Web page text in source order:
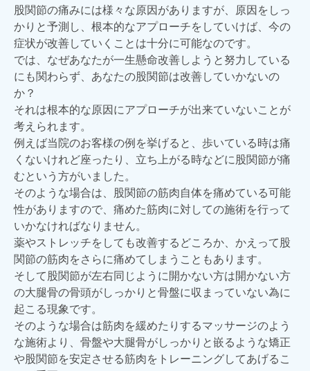
股関節の痛みには様々な原因がありますが、原因をしっ
かりと予測し、根本的なアプローチをしていけば、今の
症状が改善していくことは十分に可能なのです。
では、なぜあなたが一生懸命改善しようと努力している
にも関わらず、あなたの股関節は改善していかないの
か？
それは根本的な原因にアプローチが出来ていないことが
考えられます。
例えば当院のお客様の例を挙げると、歩いている時は痛
くないけれど座ったり、立ち上がる時などに股関節が痛
むという方がいました。
そのような場合は、股関節の筋肉自体を痛めている可能
性がありますので、痛めた筋肉に対しての施術を行って
いかなければなりません。
薬やストレッチをしても改善するどころか、かえって股
関節の筋肉をさらに痛めてしまうこともあります。
そして股関節が左右同じように開かない方は開かない方
の大腿骨の骨頭がしっかりと骨盤に収まっていない為に
起こる現象です。
そのような場合は筋肉を緩めたりするマッサージのよう
な施術より、骨盤や大腿骨がしっかりと嵌るような矯正
や股関節を安定させる筋肉をトレーニングしてあげるこ